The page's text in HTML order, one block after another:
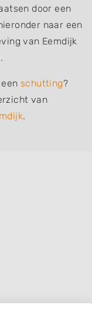
door een
naar een
van Eemdijk
schutting?
van
.